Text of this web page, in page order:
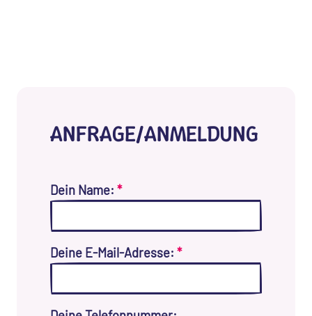
ANFRAGE/ANMELDUNG
Dein Name: *
Deine E-Mail-Adresse: *